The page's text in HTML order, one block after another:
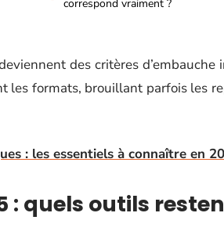
correspond vraiment ?
des critères d’embauche
formats, brouillant parfois les
: les essentiels à connaître en
: quels outils